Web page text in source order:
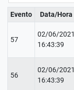
Evento Data/Hora
57
02/06/2021
16:43:39
56
02/06/2021
16:43:39